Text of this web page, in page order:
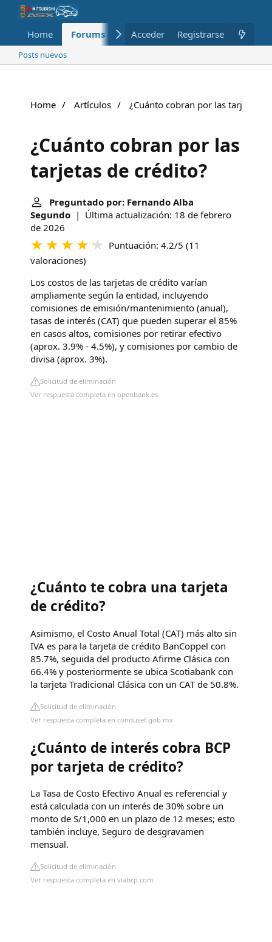
Home Forums Nuevo Miembros
Acceder Registrarse
Posts nuevos
Home Artículos ¿Cuánto cobran por las tarjetas
¿Cuánto cobran por las
tarjetas de crédito?
Preguntado por: Fernando Alba
Segundo | Última actualización: 18 de febrero
de 2026
Puntuación: 4.2/5 (11
valoraciones)
Los costos de las tarjetas de crédito varían
ampliamente según la entidad, incluyendo
comisiones de emisión/mantenimiento (anual),
tasas de interés (CAT) que pueden superar el 85%
en casos altos, comisiones por retirar efectivo
(aprox. 3.9% - 4.5%), y comisiones por cambio de
divisa (aprox. 3%).
Solicitud de eliminación
Ver respuesta completa en openbank.es
¿Cuánto te cobra una tarjeta
de crédito?
Asimismo, el Costo Anual Total (CAT) más alto sin
IVA es para la tarjeta de crédito BanCoppel con
85.7%, seguida del producto Afirme Clásica con
66.4% y posteriormente se ubica Scotiabank con
la tarjeta Tradicional Clásica con un CAT de 50.8%.
Solicitud de eliminación
Ver respuesta completa en condusef.gob.mx
¿Cuánto de interés cobra BCP
por tarjeta de crédito?
La Tasa de Costo Efectivo Anual es referencial y
está calculada con un interés de 30% sobre un
monto de S/1,000 en un plazo de 12 meses; esto
también incluye, Seguro de desgravamen
mensual.
Solicitud de eliminación
Ver respuesta completa en viabcp.com